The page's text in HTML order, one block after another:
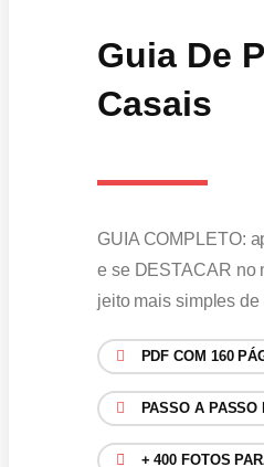
Guia De
Casais
GUIA COMPLETO:
e se DESTACAR no
jeito mais simples
PDF COM 160
PASSO A
+ 400 FOTOS